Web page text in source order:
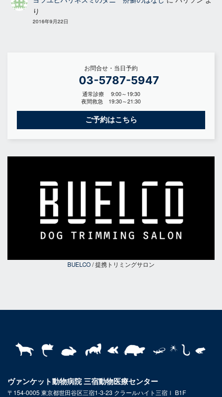
り
2016年9月22日
お問合せ・当日予約
03-5787-5947
通常診療 9:00～19:30
夜間救急 19:30～21:30
ご予約はこちら
BUELCO/ 提携トリミングサロン
ヴァンケット動物病院 三宿動物医療センター
〒154-0005 東京都世田谷区三宿1-3-23 クラールハイト三宿Ⅰ B1F